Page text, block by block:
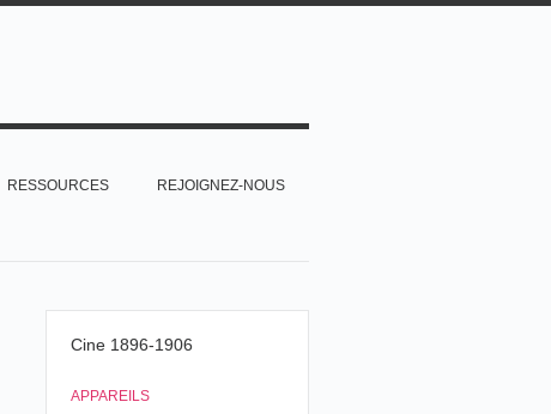
RESSOURCES REJOIGNEZ-NOUS
Cine 1896-1906
APPAREILS